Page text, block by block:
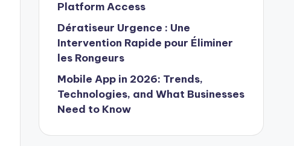
Platform Access
Dératiseur Urgence : Une
Intervention Rapide pour Éliminer
les Rongeurs
Mobile App in 2026: Trends,
Technologies, and What Businesses
Need to Know